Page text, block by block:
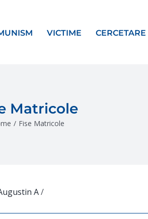
VICTIME CERCETARE
Matricole
/ Fise Matricole
A/